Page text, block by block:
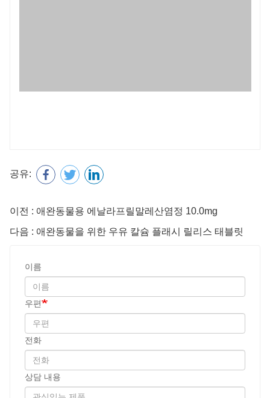
공유:
이전 : 애완동물용 에날라프릴말레산염정 10.0mg
다음 : 애완동물을 위한 우유 칼슘 플래시 릴리스 태블릿
이름
우편
전화
상담 내용